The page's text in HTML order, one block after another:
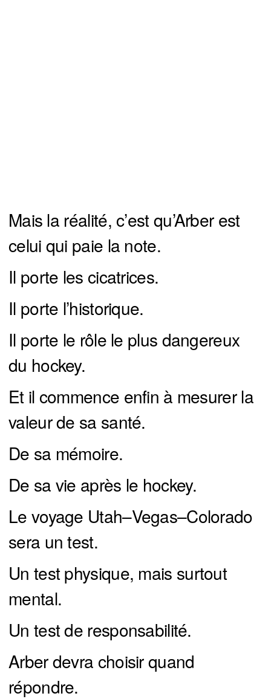
Mais la réalité, c’est qu’Arber est
celui qui paie la note.
Il porte les cicatrices.
Il porte l’historique.
Il porte le rôle le plus dangereux
du hockey.
Et il commence enfin à mesurer la
valeur de sa santé.
De sa mémoire.
De sa vie après le hockey.
Le voyage Utah–Vegas–Colorado
sera un test.
Un test physique, mais surtout
mental.
Un test de responsabilité.
Arber devra choisir quand
répondre.